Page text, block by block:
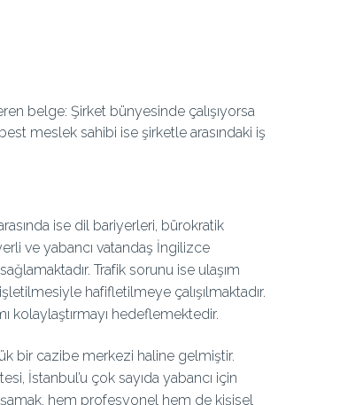
belge: Şirket bünyesinde çalışıyorsa
meslek sahibi ise şirketle arasındaki iş
ise dil bariyerleri, bürokratik
ve yabancı vatandaş İngilizce
Trafik sorunu ise ulaşım
hafifletilmeye çalışılmaktadır.
kolaylaştırmayı hedeflemektedir.
bir cazibe merkezi haline gelmiştir.
İstanbul’u çok sayıda yabancı için
hem profesyonel hem de kişisel